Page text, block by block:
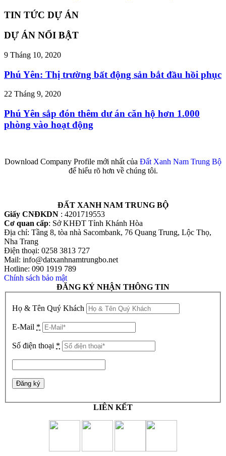
TIN TỨC DỰ ÁN
DỰ ÁN NỔI BẬT
9 Tháng 10, 2020
Phú Yên: Thị trường bất động sản bắt đầu hồi phục
22 Tháng 9, 2020
Phú Yên sắp đón thêm dư án căn hộ hơn 1.000
phòng vào hoạt động
Download Company Profile mới nhất của Đất Xanh Nam Trung Bộ
để hiểu rõ hơn về chúng tôi.
ĐẤT XANH NAM TRUNG BỘ
Giấy CNĐKDN : 4201719553
Cơ quan cấp: Sở KHĐT Tỉnh Khánh Hòa
Địa chỉ: Tầng 8, tòa nhà Sacombank, 76 Quang Trung, Lộc Thọ,
Nha Trang
Điện thoại: 0258 3813 727
Mail: info@datxanhnamtrungbo.net
Hotline: 090 1919 789
Chính sách bảo mật
ĐĂNG KÝ NHẬN THÔNG TIN
Họ & Tên Quý Khách
E-Mail *
Số điện thoại *
LIÊN KẾT